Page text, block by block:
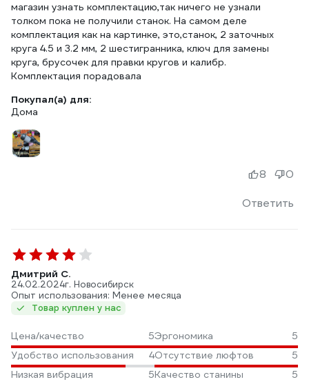
магазин узнать комплектацию,так ничего не узнали
толком пока не получили станок. На самом деле
комплектация как на картинке, это,станок, 2 заточных
круга 4.5 и 3.2 мм, 2 шестигранника, ключ для замены
круга, брусочек для правки кругов и калибр.
Комплектация порадовала
Покупал(а) для:
Дома
Ответить
8 0
Дмитрий С.
24.02.2024г. Новосибирск
Опыт использования: Менее месяца
Товар куплен у нас
Цена/качество 5Эргономика
5
Удобство использования
4Отсутствие люфтов
5
Низкая вибрация
5Качество станины 5